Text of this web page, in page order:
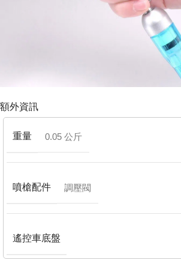
額外資訊
重量 0.05 公斤
噴槍配件 調壓閥
遙控車底盤